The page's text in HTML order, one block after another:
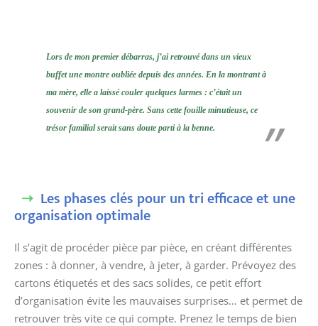
Lors de mon premier débarras, j’ai retrouvé dans un vieux
buffet une montre oubliée depuis des années. En la montrant à
ma mère, elle a laissé couler quelques larmes : c’était un
souvenir de son grand-père. Sans cette fouille minutieuse, ce
trésor familial serait sans doute parti à la benne.
Les phases clés pour un tri efficace et une
organisation optimale
Il s’agit de procéder pièce par pièce, en créant différentes
zones : à donner, à vendre, à jeter, à garder. Prévoyez des
cartons étiquetés et des sacs solides, ce petit effort
d’organisation évite les mauvaises surprises… et permet de
retrouver très vite ce qui compte. Prenez le temps de bien